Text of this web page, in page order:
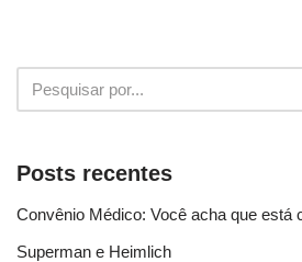
Posts recentes
Convênio Médico: Você acha que está
Superman e Heimlich